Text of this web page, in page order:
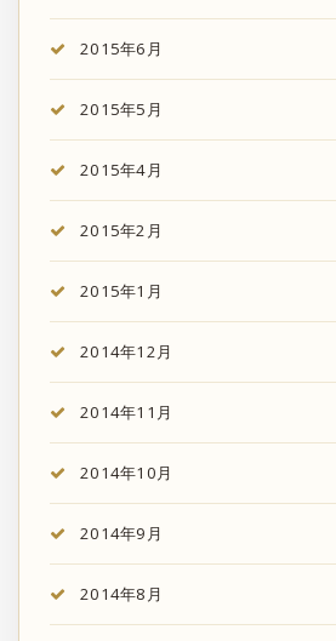
2015年6月
2015年5月
2015年4月
2015年2月
2015年1月
2014年12月
2014年11月
2014年10月
2014年9月
2014年8月